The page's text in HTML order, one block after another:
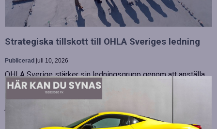
Strategiska tillskott till OHLA Sveriges ledning
Publicerad juli 10, 2026
OHLA Sverige stärker sin ledningsgrupp genom att anställa
Malin Bergman som HR-chef och María Vazquez som
biträdande ekonomichef. Båda började sina nya tjänster den 1
juni 2026 och kommer att…